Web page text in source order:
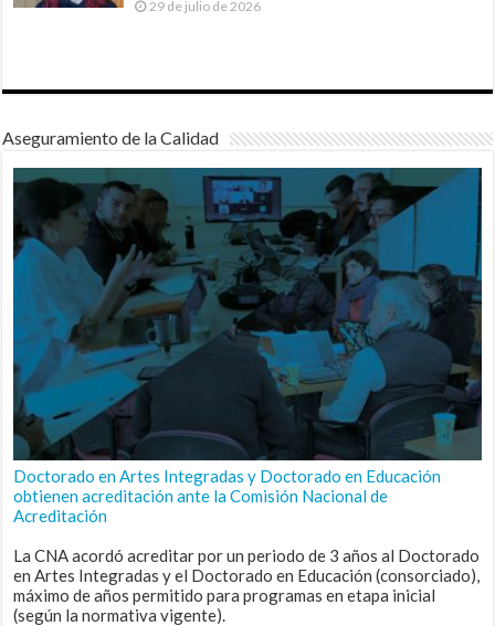
29 de julio de 2026
Aseguramiento de la Calidad
Doctorado en Artes Integradas y Doctorado en Educación
obtienen acreditación ante la Comisión Nacional de
Acreditación
La CNA acordó acreditar por un periodo de 3 años al Doctorado
en Artes Integradas y el Doctorado en Educación (consorciado),
máximo de años permitido para programas en etapa inicial
(según la normativa vigente).